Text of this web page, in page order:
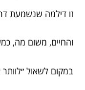
זו דילמה שנשמעת
והחיים, משום מה,
במקום לשאול